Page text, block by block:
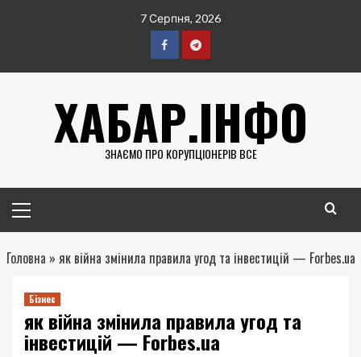
7 Серпня, 2026
FacebookTelegram
ХАБАР.ІНФО
ЗНАЄМО ПРО КОРУПЦІОНЕРІВ ВСЕ
меню
Головна » як війна змінила правила угод та інвестицій — Forbes.ua
Бізнес
як війна змінила правила угод та
інвестицій — Forbes.ua